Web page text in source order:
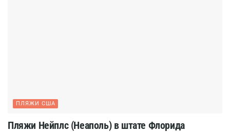
ПЛЯЖИ США
Пляжи Нейплс (Неаполь) в штате Флорида